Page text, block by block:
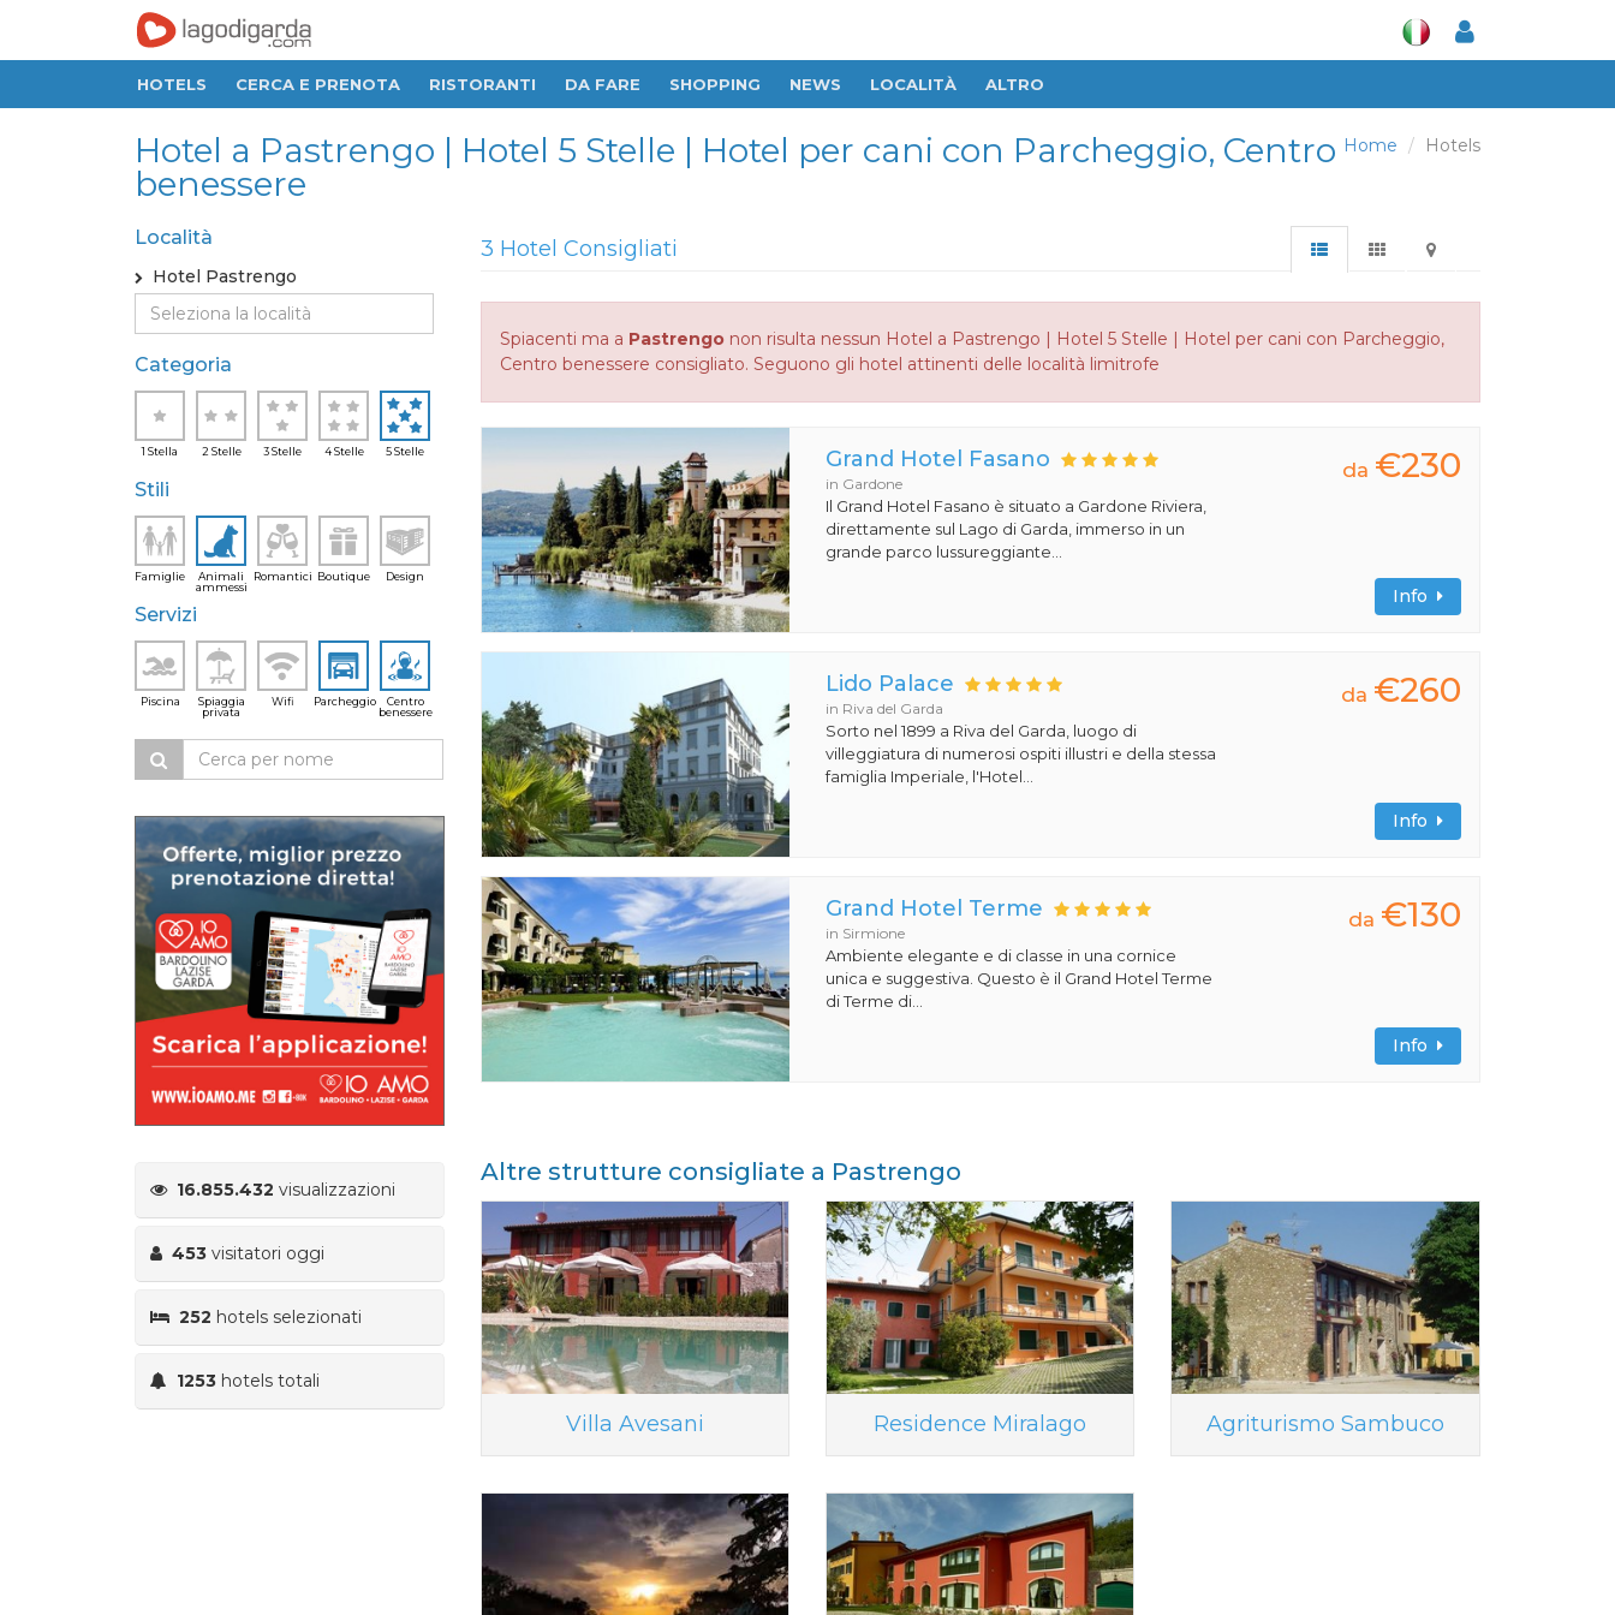
HOTELS CERCA E PRENOTA RISTORANTI DA FARE SHOPPING NEWS LOCALITÀ ALTRO
Home Hotels
Hotel a Pastrengo | Hotel 5 Stelle | Hotel per cani con Parcheggio, Centro
benessere
Località
Hotel Pastrengo
Categoria
1 Stella 2 Stelle 3 Stelle 4 Stelle 5 Stelle
Stili
Famiglie
Animali
ammessi
Romantici Boutique Design
Servizi
Piscina
Spiaggia
privata
Wifi Parcheggio
Centro
benessere
16.855.432 visualizzazioni
453 visitatori oggi
252 hotels selezionati
1253 hotels totali
3 Hotel Consigliati
Spiacenti ma a Pastrengonon risulta nessun Hotel a Pastrengo | Hotel 5 Stelle | Hotel per cani con Parcheggio,
Centro benessere consigliato. Seguono gli hotel attinenti delle località limitrofe
Grand Hotel Fasano
in Gardone
Il Grand Hotel Fasano è situato a Gardone Riviera,
direttamente sul Lago di Garda, immerso in un
grande parco lussureggiante...
da €230
Info
Lido Palace
in Riva del Garda
Sorto nel 1899 a Riva del Garda, luogo di
villeggiatura di numerosi ospiti illustri e della stessa
famiglia Imperiale, l'Hotel...
da €260
Info
Grand Hotel Terme
in Sirmione
Ambiente elegante e di classe in una cornice
unica e suggestiva. Questo è il Grand Hotel Terme
di Terme di...
da €130
Info
Altre strutture consigliate a Pastrengo
Villa Avesani Residence Miralago Agriturismo Sambuco